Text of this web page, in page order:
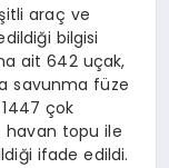
araç ve
bilgisi
ait 642 uçak,
savunma füze
çok
havan topu ile
ifade edildi.